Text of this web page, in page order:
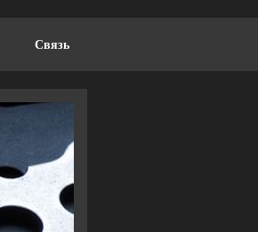
Связь